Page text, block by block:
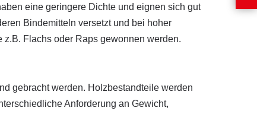
eine geringere Dichte und eignen sich gut
Bindemitteln versetzt und bei hoher
Flachs oder Raps gewonnen werden.
gebracht werden. Holzbestandteile werden
Anforderung an Gewicht,